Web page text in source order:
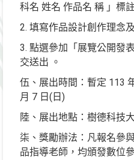
科名 姓名 作品名 稱 」標
2. 填寫作品設計創作理念
3. 點選參加「展覽公開發
交送出 。
伍、展出時間：暫定 113
月 7 日(日)
陸、展出地點：樹德科技
柒、獎勵辦法：凡報名參
品指導老師，均頒發數位